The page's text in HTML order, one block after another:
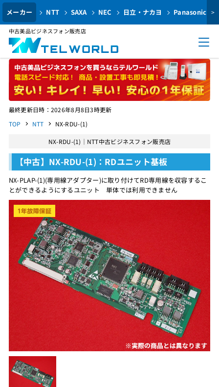
メーカー NTT SAXA NEC 日立・ナカヨ Panasonic >
中古美品ビジネスフォン販売店
最終更新日時：2026年8月8日3時更新
TOP
NTT NX-RDU-(1)
NX-RDU-(1)｜NTT中古ビジネスフォン販売店
【中古】NX-RDU-(1)：RDユニット基板
NX-PLAP-(1)(専用線アダプター)に取り付けてRD専用線を収容するこ
とができるようにするユニット 単体では利用できません